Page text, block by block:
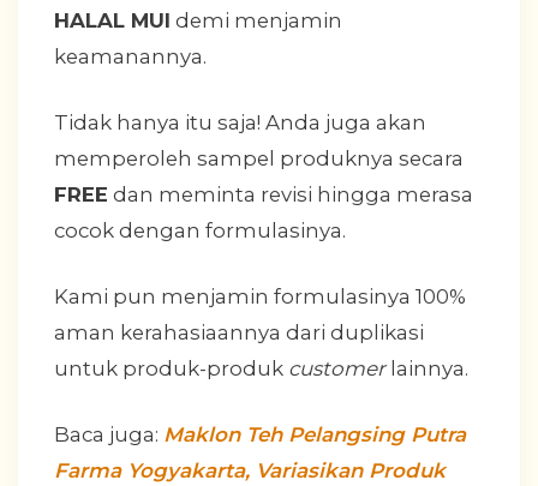
HALAL MUI demi menjamin
keamanannya.
Tidak hanya itu saja! Anda juga akan
memperoleh sampel produknya secara
FREE dan meminta revisi hingga merasa
cocok dengan formulasinya.
Kami pun menjamin formulasinya 100%
aman kerahasiaannya dari duplikasi
untuk produk-produk customerlainnya.
Baca juga: Maklon Teh Pelangsing Putra
Farma Yogyakarta, Variasikan Produk